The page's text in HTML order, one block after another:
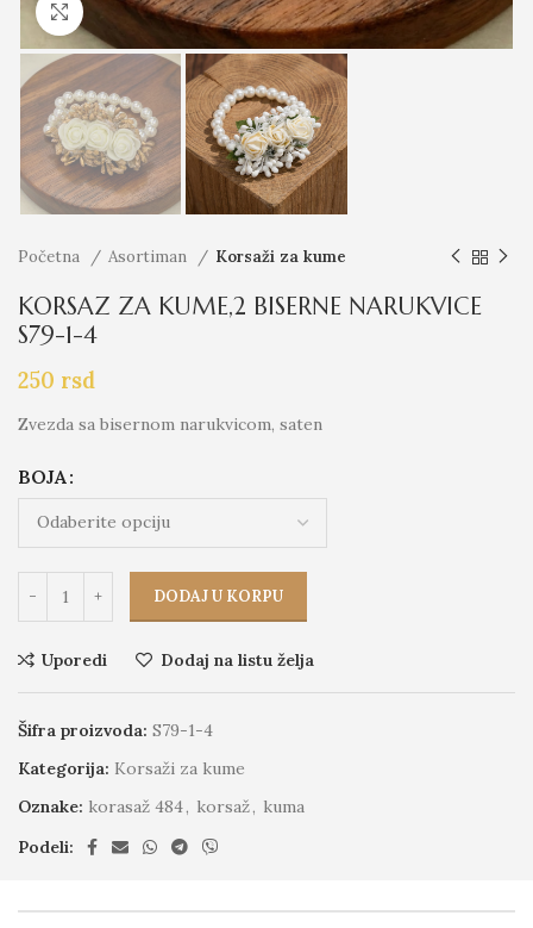
Click to enlarge
Početna Asortiman Korsaži za kume
KORSAZ ZA KUME,2 BISERNE NARUKVICE
S79-1-4
250 rsd
Zvezda sa bisernom narukvicom, saten
BOJA
DODAJ U KORPU
Uporedi Dodaj na listu želja
Šifra proizvoda: S79-1-4
Kategorija: Korsaži za kume
Oznake: korasaž 484, korsaž, kuma
Podeli: